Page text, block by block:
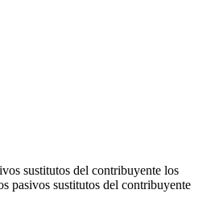
sustitutos del contribuyente los
pasivos sustitutos del contribuyente